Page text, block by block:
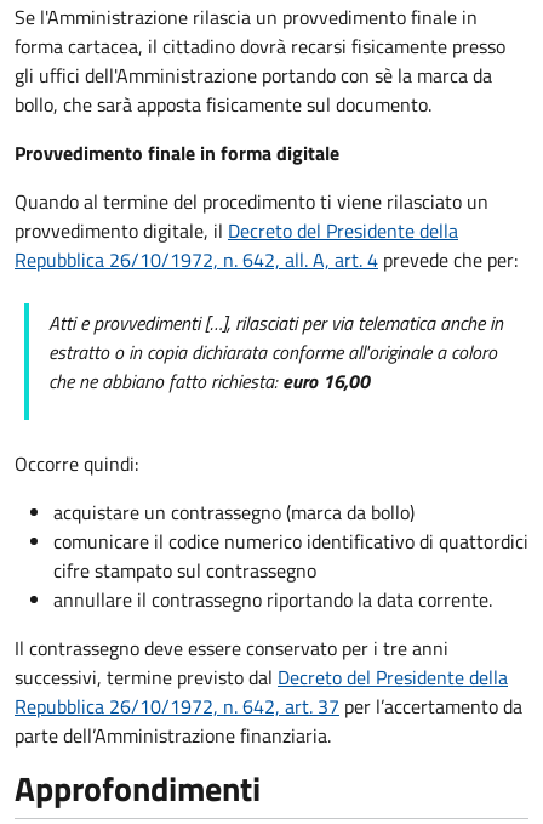
Se l'Amministrazione rilascia un provvedimento finale in
forma cartacea, il cittadino dovrà recarsi fisicamente presso
gli uffici dell'Amministrazione portando con sè la marca da
bollo, che sarà apposta fisicamente sul documento.
Provvedimento finale in forma digitale
Quando al termine del procedimento ti viene rilasciato un
provvedimento digitale, il Decreto del Presidente della
Repubblica 26/10/1972, n. 642, all. A, art. 4 prevede che per:
Atti e provvedimenti […], rilasciati per via telematica anche in
estratto o in copia dichiarata conforme all'originale a coloro
che ne abbiano fatto richiesta:euro 16,00
Occorre quindi:
acquistare un contrassegno (marca da bollo)
comunicare il codice numerico identificativo di quattordici
cifre stampato sul contrassegno
annullare il contrassegno riportando la data corrente.
Il contrassegno deve essere conservato per i tre anni
successivi, termine previsto dal Decreto del Presidente della
Repubblica 26/10/1972, n. 642, art. 37 per l’accertamento da
parte dell’Amministrazione finanziaria.
Approfondimenti